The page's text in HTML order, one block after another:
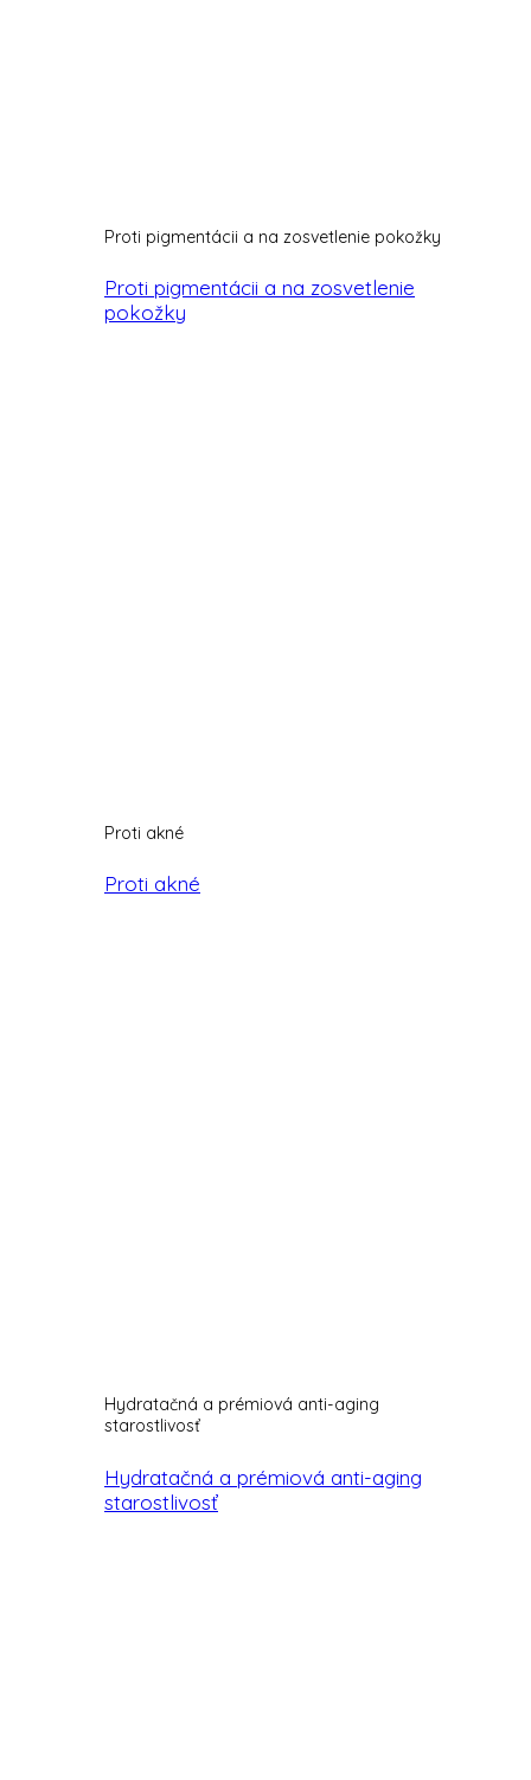
Proti pigmentácii a na zosvetlenie pokožky
Proti pigmentácii a na zosvetlenie
pokožky
Proti akné
Proti akné
Hydratačná a prémiová anti-aging
starostlivosť
Hydratačná a prémiová anti-aging
starostlivosť